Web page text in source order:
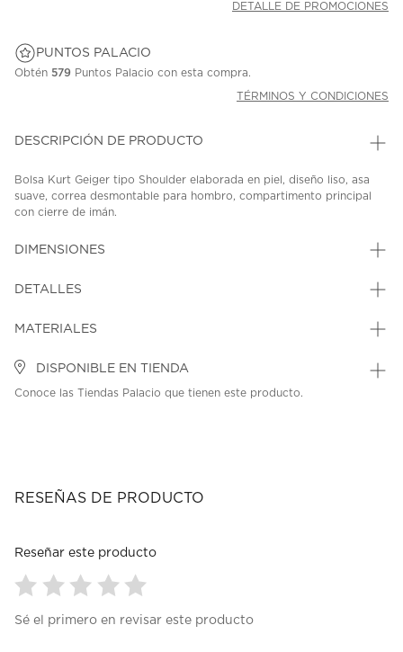
DETALLE DE PROMOCIONES
PUNTOS PALACIO
Obtén 579 Puntos Palacio con esta compra.
TÉRMINOS Y CONDICIONES
DESCRIPCIÓN DE PRODUCTO
Bolsa Kurt Geiger tipo Shoulder elaborada en piel, diseño liso, asa
suave, correa desmontable para hombro, compartimento principal
con cierre de imán.
DIMENSIONES
DETALLES
MATERIALES
DISPONIBLE EN TIENDA
Conoce las Tiendas Palacio que tienen este producto.
RESEÑAS DE PRODUCTO
Reseñar este producto
paraparaparaparapara
Sé el primero en revisar este producto